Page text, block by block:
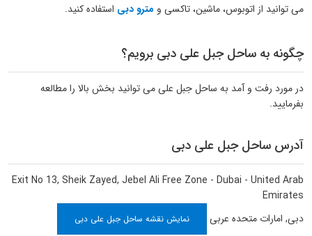
می توانید از اتوبوس، ماشین، تاکسی و مترو دبی استفاده کنید.
چگونه به ساحل جبل علی دبی برویم؟
در مورد رفت و آمد به ساحل جبل علی می توانید بخش بالا را مطالعه
بفرمایید.
آدرس ساحل جبل علی دبی
Exit No 13, Sheik Zayed, Jebel Ali Free Zone - Dubai - United Arab
Emirates
دبی, امارات متحده عربی نمایش نقشه ساحل جبل علی دبی